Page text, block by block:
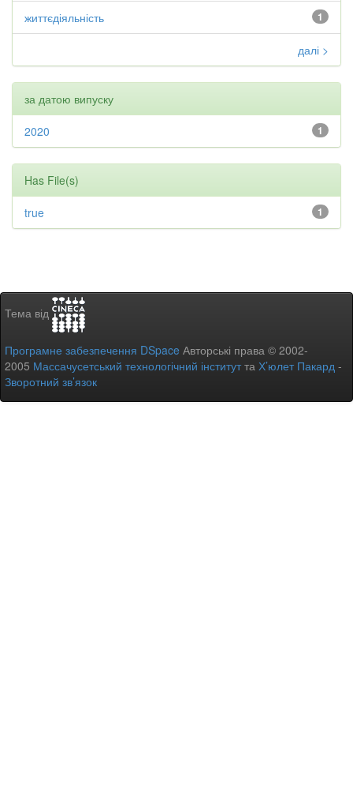
1
життєдіяльність
далі >
за датою випуску
1
2020
Has File(s)
1
true
Тема від
Програмне забезпечення DSpace Авторські права © 2002-
2005 Массачусетський технологічний інститутта Х’юлет Пакард -
Зворотний зв’язок